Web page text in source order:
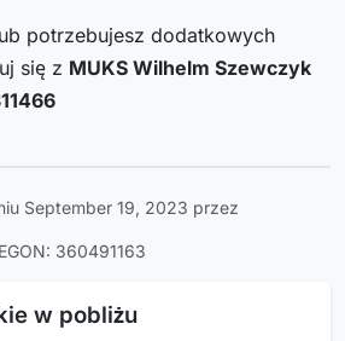
potrzebujesz dodatkowych
się z MUKS Wilhelm Szewczyk
September 19, 2023 przez
360491163
w pobliżu